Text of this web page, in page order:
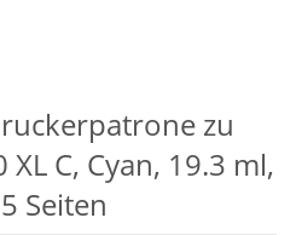
zu
XL C, Cyan, 19.3 ml,
Seiten